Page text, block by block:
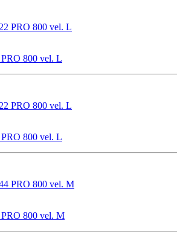
800 vel. L
800 vel. L
800 vel. M